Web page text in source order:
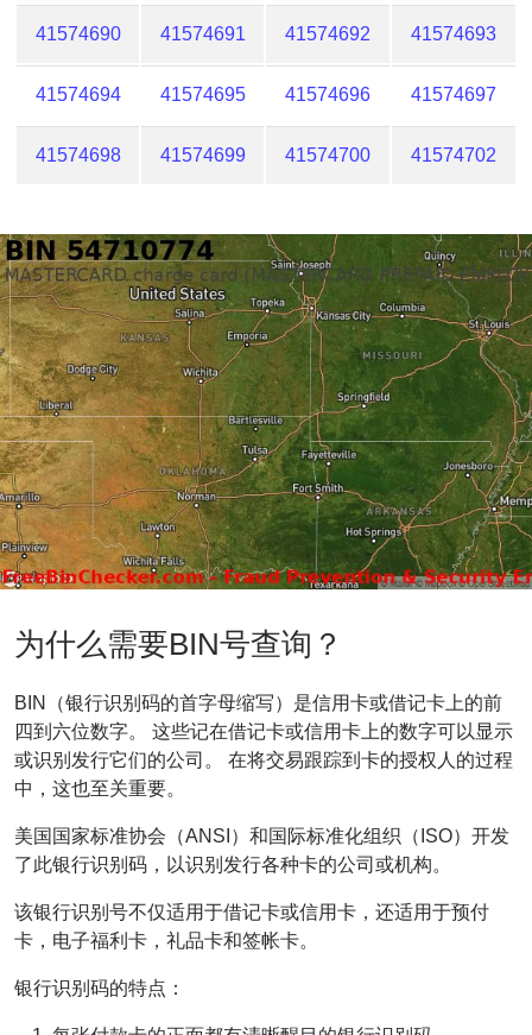
41574690 41574691 41574692 41574693
41574694 41574695 41574696 41574697
41574698 41574699 41574700 41574702
为什么需要BIN号查询？
BIN（银行识别码的首字母缩写）是信用卡或借记卡上的前
四到六位数字。 这些记在借记卡或信用卡上的数字可以显示
或识别发行它们的公司。 在将交易跟踪到卡的授权人的过程
中，这也至关重要。
美国国家标准协会（ANSI）和国际标准化组织（ISO）开发
了此银行识别码，以识别发行各种卡的公司或机构。
该银行识别号不仅适用于借记卡或信用卡，还适用于预付
卡，电子福利卡，礼品卡和签帐卡。
银行识别码的特点：